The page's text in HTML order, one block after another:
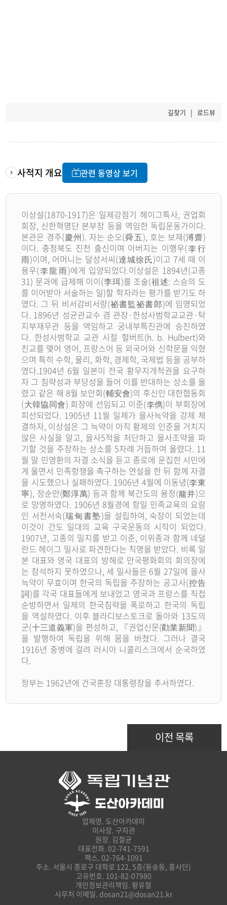
길찾기 | 로드뷰
사적지 개요 관련 동영상 보기
이상설(1870-1917)은 일제강점기 헤이그특사, 권업회
회장, 신한혁명단 본부장 등을 역임한 독립운동가이다.
본관은 경주(慶州). 자는 순오(舜五), 호는 보재(溥齋)
이다. 충청북도 진천 출신이며 아버지는 이행우(李行
雨)이며, 어머니는 달성서씨(達城徐氏)이고 7세 때 이
용우(李龍雨)에게 입양되었다.이상설은 1894년(고종
31) 문과에 급제해 이이(李珥)를 조술(祖述: 스승의 도
를 이어받아 서술하는 일)할 학자라는 평가를 받기도 하
였다. 그 뒤 비서감비서랑(祕書監祕書郎)에 임명되었
다. 1896년 성균관교수 겸 관장·한성사범학교교관·탁
지부재무관 등을 역임하고 궁내부특진관에 승진하였
다. 한성사범학교 교관 시절 헐버트(h. b. Hulbert)와
친교를 맺어 영어, 프랑스어 등 외국어와 신학문을 익혔
으며 특히 수학, 물리, 화학, 경제학, 국제법 등을 공부하
였다.1904년 6월 일본이 전국 황무지개척권을 요구하
자 그 침략성과 부당성을 들어 이를 반대하는 상소를 올
렸고 같은 해 8월 보안회(輔安會)의 후신인 대한협동회
(大韓協同會) 회장에 선임되고 이준(李儁)이 부회장에
피선되었다. 1905년 11월 일제가 을사늑약을 강제 체
결하자, 이상설은 그 늑약이 아직 황제의 인준을 거치지
않은 사실을 알고, 을사5적을 처단하고 을사조약을 파
기할 것을 주장하는 상소를 5차례 거듭하여 올렸다. 11
월 말 민영환의 자결 소식을 듣고 종로에 운집한 시민에
게 울면서 민족항쟁을 촉구하는 연설을 한 뒤 함께 자결
을 시도했으나 실패하였다. 1906년 4월에 이동녕(李東
寧), 정순만(鄭淳萬) 등과 함께 북간도의 용정(龍井)으
로 망명하였다. 1906년 8월경에 항일 민족교육의 요람
인 서전서숙(瑞甸書塾)을 설립하여, 숙장이 되었는데
이것이 간도 일대의 교육 구국운동의 시작이 되었다.
1907년, 고종의 밀지를 받고 이준, 이위종과 함께 네덜
란드 헤이그 밀사로 파견한다는 칙명을 받았다. 비록 일
본 대표와 영국 대표의 방해로 만국평화회의 회의장에
는 참석하지 못하였으나, 세 밀사들은 6월 27일에 을사
늑약이 무효이며 한국의 독립을 주장하는 공고사(控告
詞)를 각국 대표들에게 보내었고 영국과 프랑스를 직접
순방하면서 일제의 한국침략을 폭로하고 한국의 독립
을 역설하였다. 이후 블라디보스토크로 돌아와 13도의
군(十三道義軍)을 편성하고, 『권업신문(勸業新聞)』
을 발행하여 독립을 위해 몸을 바쳤다. 그러나 결국
1916년 중병에 걸려 러시아 니콜리스크에서 순국하였
다.
정부는 1962년에 건국훈장 대통령장을 추서하였다.
이전 목록
업체명. 도산아카데미
이사장. 구자관
원장. 김철균
대표전화. 02-741-7591
팩스. 02-764-1091
주소. 서울시 종로구 대학로 122, 5층(동숭동, 흥사단)
고유번호. 101-82-07980
개인정보관리책임. 황유철
사무처 이메일. dosan21@dosan21.kr